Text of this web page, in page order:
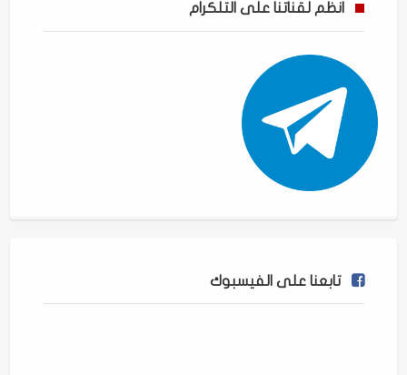
انظم لقناتنا على التلكرام
تابعنا على الفيسبوك